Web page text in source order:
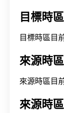
目標時
目標時區目
來源時
來源時區目
來源時